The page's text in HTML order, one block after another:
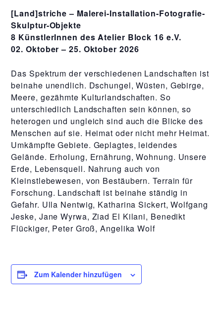
[Land]striche – Malerei-Installation-Fotografie-
Skulptur-Objekte
8 KünstlerInnen des Atelier Block 16 e.V.
02. Oktober – 25. Oktober 2026
Das Spektrum der verschiedenen Landschaften ist
beinahe unendlich. Dschungel, Wüsten, Gebirge,
Meere, gezähmte Kulturlandschaften. So
unterschiedlich Landschaften sein können, so
heterogen und ungleich sind auch die Blicke des
Menschen auf sie. Heimat oder nicht mehr Heimat.
Umkämpfte Gebiete. Geplagtes, leidendes
Gelände. Erholung, Ernährung, Wohnung. Unsere
Erde, Lebensquell. Nahrung auch von
Kleinstlebewesen, von Bestäubern. Terrain für
Forschung. Landschaft ist beinahe ständig in
Gefahr. Ulla Nentwig, Katharina Sickert, Wolfgang
Jeske, Jane Wyrwa, Ziad El Kilani, Benedikt
Flückiger, Peter Groß, Angelika Wolf
Zum Kalender hinzufügen